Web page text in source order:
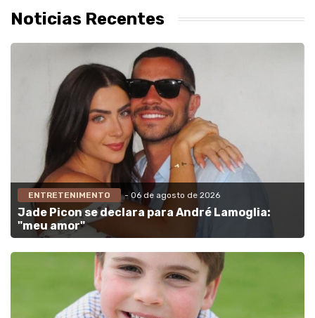
Noticias Recentes
ENTRETENIMENTO - 06 de agosto de 2026
Jade Picon se declara para André Lamoglia:
"meu amor"